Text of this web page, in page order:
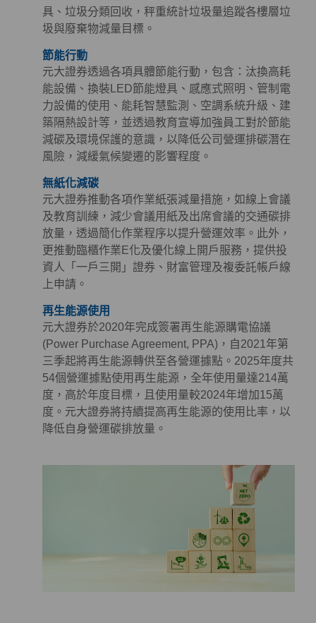
具、垃圾分類回收，秤重統計垃圾量追蹤各樓層垃
圾與廢棄物減量目標。
節能行動
元大證券透過各項具體節能行動，包含：汰換高耗
能設備、換裝LED節能燈具、感應式照明、管制電
力設備的使用、能耗智慧監測、空調系統升級、建
築隔熱設計等，並透過教育宣導加強員工對於節能
減碳及環境保護的意識，以降低公司營運排碳潛在
風險，減緩氣候變遷的影響程度。
無紙化減碳
元大證券推動各項作業紙張減量措施，如線上會議
及教育訓練，減少會議用紙及出席會議的交通碳排
放量，透過簡化作業程序以提升營運效率。此外，
更推動臨櫃作業E化及優化線上開戶服務，提供投
資人「一戶三開」證券、財富管理及複委託帳戶線
上申請。
再生能源使用
元大證券於2020年完成簽署再生能源購電協議
(Power Purchase Agreement, PPA)，自2021年第
三季起將再生能源轉供至各營運據點。2025年度共
54個營運據點使用再生能源，全年使用量達214萬
度，高於年度目標，且使用量較2024年增加15萬
度。元大證券將持續提高再生能源的使用比率，以
降低自身營運碳排放量。